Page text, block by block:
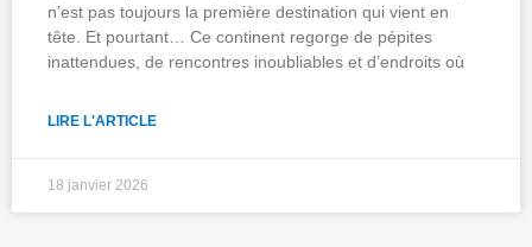
n’est pas toujours la première destination qui vient en
tête. Et pourtant… Ce continent regorge de pépites
inattendues, de rencontres inoubliables et d’endroits où
LIRE L'ARTICLE
18 janvier 2026